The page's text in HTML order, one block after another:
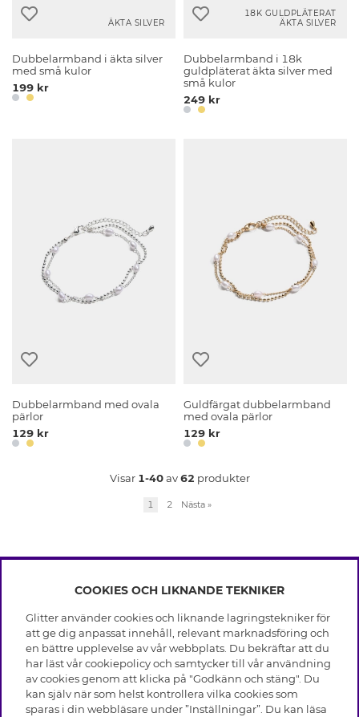
ÄKTA SILVER
Dubbelarmband i äkta silver
med små kulor
199 kr
18K GULDPLÄTERAT
ÄKTA SILVER
Dubbelarmband i 18k
guldpläterat äkta silver med
små kulor
249 kr
Dubbelarmband med ovala
pärlor
129 kr
Guldfärgat dubbelarmband
med ovala pärlor
129 kr
Visar 1-40av62 produkter
1 2 Nästa »
INFO
Leverans
Villkor
Integritetspolicy
Cookies
Medlemsvillkor
Jobba hos Glitter
OM GLITTER
Black Friday
Våra butiker
Varumärken
HJÄLP
Vanliga frågor
COOKIES OCH LIKNANDE TEKNIKER
Glitter använder cookies och liknande lagringstekniker för
att ge dig anpassat innehåll, relevant marknadsföring och
en bättre upplevelse av vår webbplats. Du bekräftar att du
har läst vår cookiepolicy och samtycker till vår användning
av cookies genom att klicka på "Godkänn och stäng". Du
kan själv när som helst kontrollera vilka cookies som
sparas i din webbläsare under ”Inställningar”. Du kan läsa